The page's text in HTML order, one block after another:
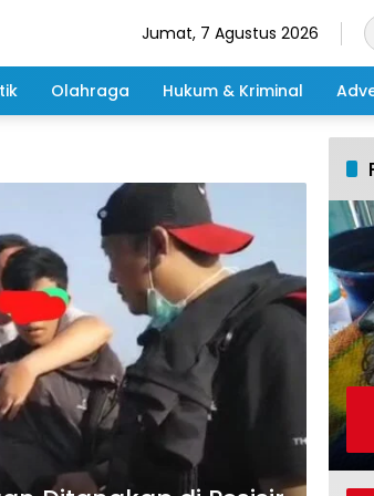
Jumat, 7 Agustus 2026
Olahraga Hukum & Kriminal